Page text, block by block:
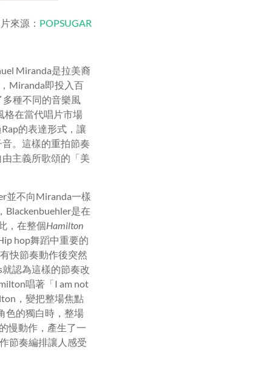
來源： POPSUGAR
Miranda是拉美裔
Miranda即投入百
種不同的音樂風
格在當代唱片市場
的表達形式，讓
。這樣的重拍節奏
主義所歌頌的「美
並不向Miranda一樣
，Blackenbuehler是在
，在整個Hamilton
hop舞蹈中重要的
快節奏動作後突然
認為這樣的節奏改
唱著「I am not
，變把整場焦點
色的獨白時，整場
慢動作，產生了一
節奏編排讓人感受